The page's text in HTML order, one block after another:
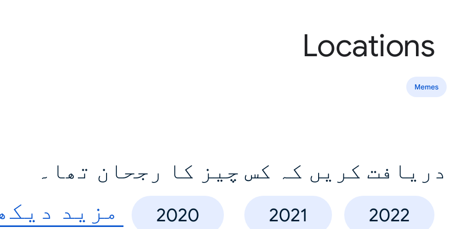
Locations
Memes
دریافت کریں کہ کس چیز کا رجحان تھا۔
2022
2021
2020 مزید